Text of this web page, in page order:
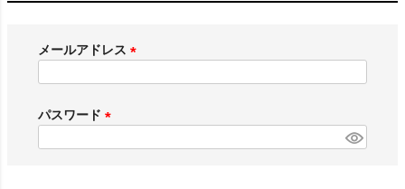
メールアドレス
)
パスワード